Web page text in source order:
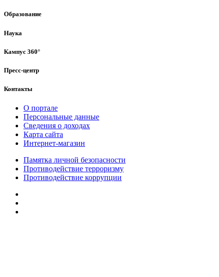
Образование
Наука
Кампус 360°
Пресс-центр
Контакты
О портале
Персональные данные
Сведения о доходах
Карта сайта
Интернет-магазин
Памятка личной безопасности
Противодействие терроризму
Противодействие коррупции